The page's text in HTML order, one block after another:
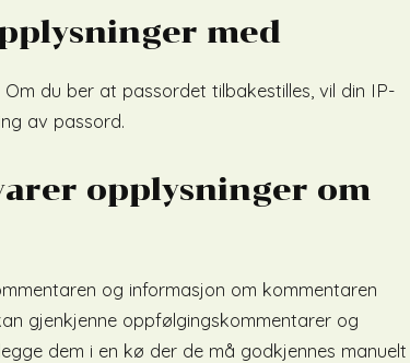
med
du ber at passordet tilbakestilles, vil din IP-
av passord.
opplysninger om
og informasjon om kommentaren
gjenkjenne oppfølgingskommentarer og
dem i en kø der de må godkjennes manuelt